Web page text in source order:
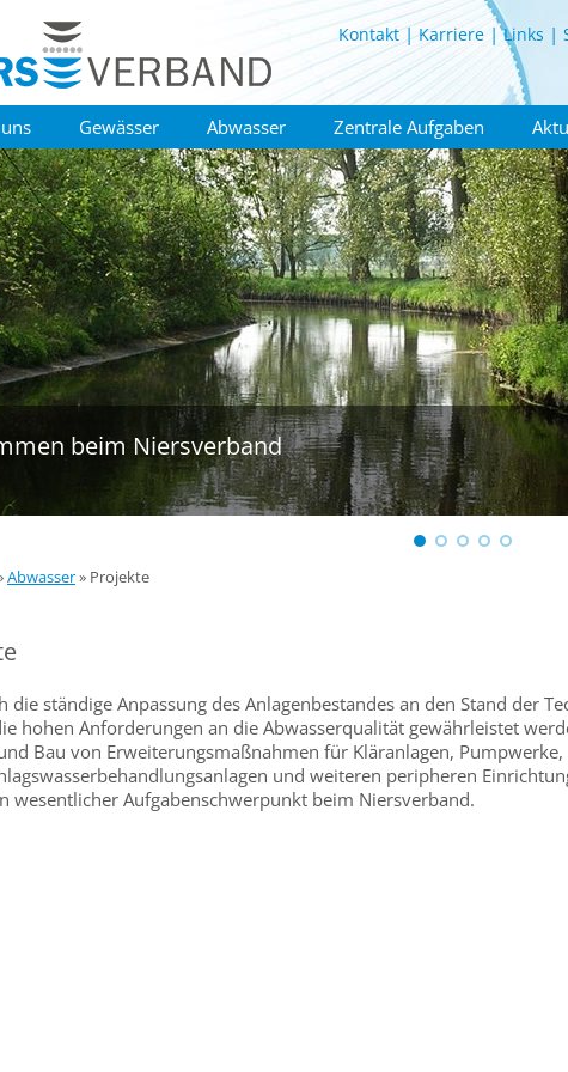
Kontakt Karriere Links
Gewässer Abwasser Zentrale Aufgaben
beim Niersverband
Abwasser» Projekte
die ständige Anpassung des Anlagenbestandes an den Stand der
hohen Anforderungen an die Abwasserqualität gewährleistet
Bau von Erweiterungsmaßnahmen für Kläranlagen, Pumpwerke,
und weiteren peripheren
wesentlicher Aufgabenschwerpunkt beim Niersverband.